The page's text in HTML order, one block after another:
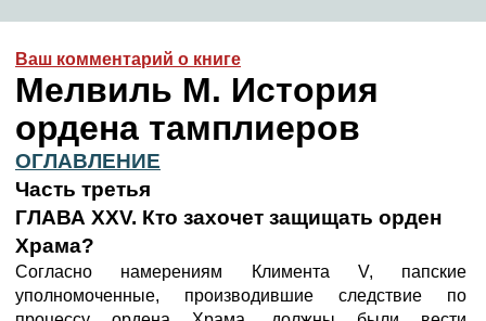
Ваш комментарий о книге
Мелвиль М. История
ордена тамплиеров
ОГЛАВЛЕНИЕ
Часть третья
ГЛАВА XXV. Кто захочет защищать орден
Храма?
Согласно намерениям Климента V, папские
уполномоченные, производившие следствие по